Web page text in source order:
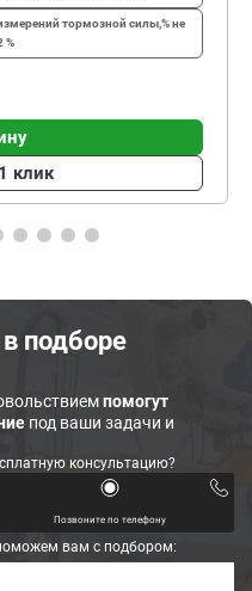
тормозной силы,%не
%
клик
подборе
помогут
под ваши задачи и
консультацию?
Позвоните по телефону
вам с подбором: